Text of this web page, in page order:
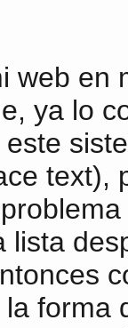
web en
ya lo
text),
lista
forma